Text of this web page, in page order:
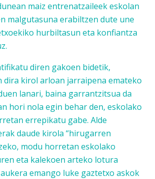
maiz entrenatzaileek eskolan
malgutasuna erabiltzen dute une
hurbiltasun eta konfiantza
diren gakoen bidetik,
dira kirol arloan jarraipena emateko
lanari, baina garrantzitsua da
hori nola egin behar den, eskolako
errepikatu gabe. Alde
daude kirola “hirugarren
modu horretan eskolako
eta kalekoen arteko lotura
emango luke gaztetxo askok